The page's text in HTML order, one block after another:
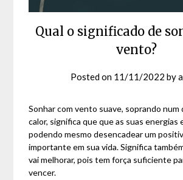
Qual o significado de
vento?
Posted on 11/11/2022 by
Sonhar com vento suave, soprando num
calor, significa que que as suas energias
podendo mesmo desencadear um
importante em sua vida. Significa
vai melhorar, pois tem força suficiente
vencer.